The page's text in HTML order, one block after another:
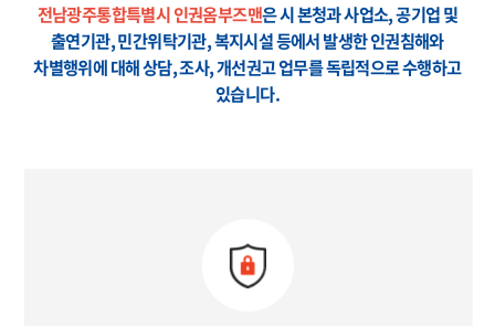
전남광주통합특별시 인권옴부즈맨은 시 본청과 사업소, 공기업 및
출연기관, 민간위탁기관, 복지시설 등에서 발생한 인권침해와
차별행위에 대해 상담, 조사, 개선권고 업무를 독립적으로 수행하고
있습니다.